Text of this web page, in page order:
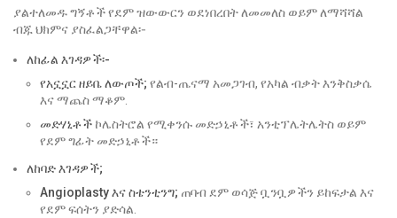
ያልተለመዱ ግኝቶች የደም ዝውውርን ወደነበረበት ለመመለስ ወይም ለማሻሻል
ብጁ ህክምና ያስፈልጋቸዋል፡-
ለከፊል እገዳዎች፡-
የአኗኗር ዘይቤ ለውጦች; የልብ-ጤናማ አመጋገብ, የአካል ብቃት እንቅስቃሴ
እና ማጨስ ማቆም.
መድሃኒቶች ኮሌስትሮል የሚቀንሱ መድኃኒቶች፣ አንቲፕሌትሌትስ ወይም
የደም ግፊት መድኃኒቶች።
ለከባድ እገዳዎች;
Angioplasty እና ስቴንቲንግ; ጠባብ ደም ወሳጅ ቧንቧዎችን ይከፍታል እና
የደም ፍሰትን ያድሳል.